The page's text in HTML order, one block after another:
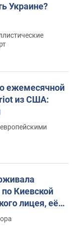
Украине?
ежемесячной
из США:
Киевской
лицея, её